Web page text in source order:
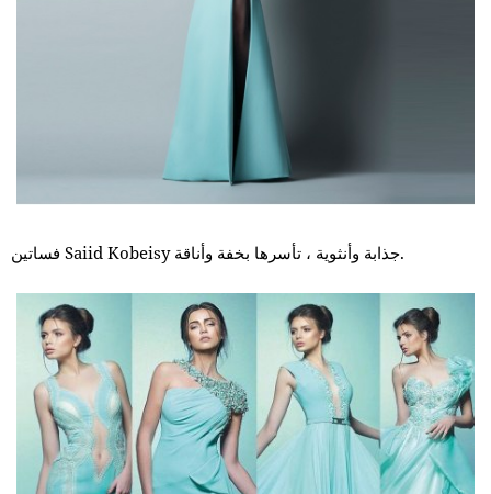
فساتين Saiid Kobeisy جذابة وأنثوية ، تأسرها بخفة وأناقة.